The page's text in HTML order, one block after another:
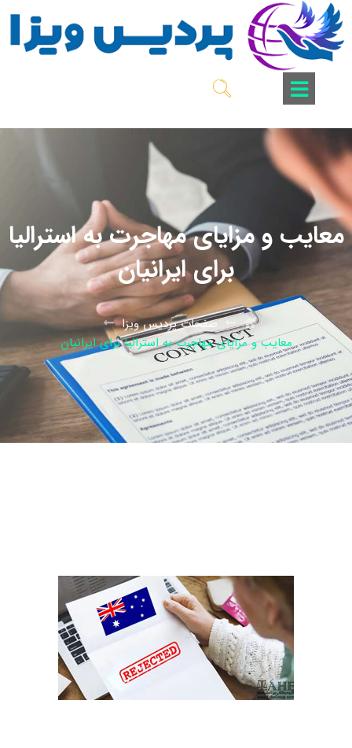
معایب و مزایای مهاجرت به استرالیا
برای ایرانیان
صفحات پردیس ویزا
معایب و مزایای مهاجرت به استرالیا برای ایرانیان